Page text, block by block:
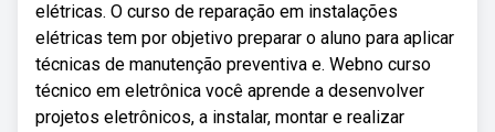
elétricas. O curso de reparação em instalações
elétricas tem por objetivo preparar o aluno para aplicar
técnicas de manutenção preventiva e. Webno curso
técnico em eletrônica você aprende a desenvolver
projetos eletrônicos, a instalar, montar e realizar